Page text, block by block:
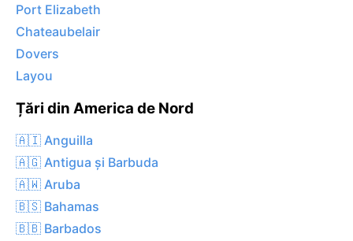
Port Elizabeth
Chateaubelair
Dovers
Layou
Țări din America de Nord
🇦🇮 Anguilla
🇦🇬 Antigua și Barbuda
🇦🇼 Aruba
🇧🇸 Bahamas
🇧🇧 Barbados